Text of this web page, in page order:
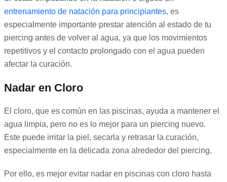
entrenamiento de natación para principiantes, es
especialmente importante prestar atención al estado de tu
piercing antes de volver al agua, ya que los movimientos
repetitivos y el contacto prolongado con el agua pueden
afectar la curación.
Nadar en Cloro
El cloro, que es común en las piscinas, ayuda a mantener el
agua limpia, pero no es lo mejor para un piercing nuevo.
Este puede irritar la piel, secarla y retrasar la curación,
especialmente en la delicada zona alrededor del piercing.
Por ello, es mejor evitar nadar en piscinas con cloro hasta